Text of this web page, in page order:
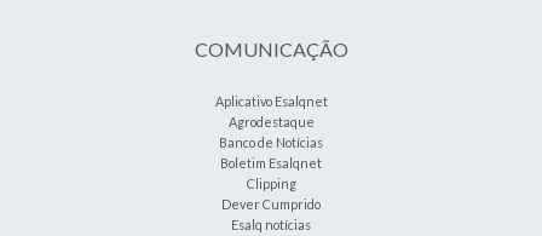
COMUNICAÇÃO
Aplicativo Esalqnet
Agrodestaque
Banco de Notícias
Boletim Esalqnet
Clipping
Dever Cumprido
Esalq notícias